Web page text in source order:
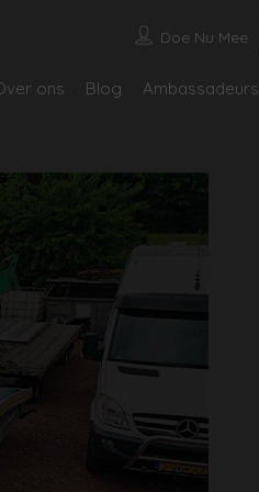
Doe Nu Mee
ons Blog Ambassadeurs